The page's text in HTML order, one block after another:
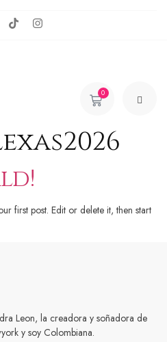
0
first post. Edit or delete it, then start
Leon, la creadora y soñadora de
y soy Colombiana.